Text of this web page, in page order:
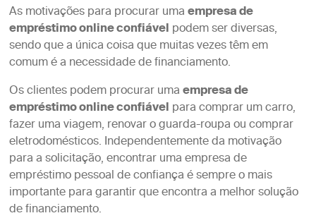
As motivações para procurar umaempresa de
empréstimo online confiável podem ser diversas,
sendo que a única coisa que muitas vezes têm em
comum é a necessidade de financiamento.
Os clientes podem procurar umaempresa de
empréstimo online confiável para comprar um carro,
fazer uma viagem, renovar o guarda-roupa ou comprar
eletrodomésticos. Independentemente da motivação
para a solicitação, encontrar uma empresa de
empréstimo pessoal de confiança é sempre o mais
importante para garantir que encontra a melhor solução
de financiamento.